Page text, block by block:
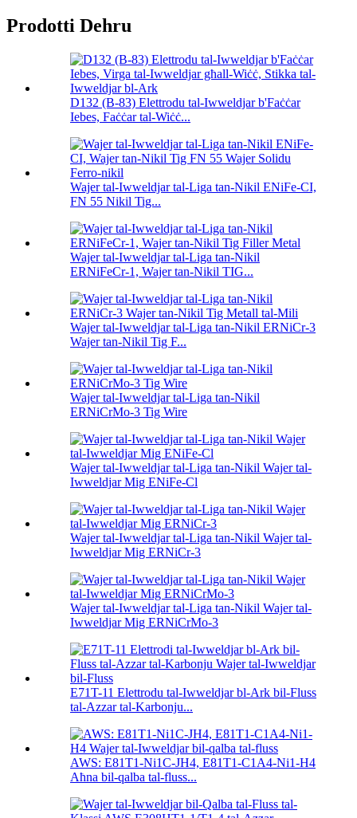
Prodotti Dehru
D132 (B-83) Elettrodu tal-Iwweldjar b'Faċċar
Iebes, Faċċar tal-Wiċċ...
Wajer tal-Iwweldjar tal-Liga tan-Nikil ENiFe-CI,
FN 55 Nikil Tig...
Wajer tal-Iwweldjar tal-Liga tan-Nikil
ERNiFeCr-1, Wajer tan-Nikil TIG...
Wajer tal-Iwweldjar tal-Liga tan-Nikil ERNiCr-3
Wajer tan-Nikil Tig F...
Wajer tal-Iwweldjar tal-Liga tan-Nikil
ERNiCrMo-3 Tig Wire
Wajer tal-Iwweldjar tal-Liga tan-Nikil Wajer tal-
Iwweldjar Mig ENiFe-Cl
Wajer tal-Iwweldjar tal-Liga tan-Nikil Wajer tal-
Iwweldjar Mig ERNiCr-3
Wajer tal-Iwweldjar tal-Liga tan-Nikil Wajer tal-
Iwweldjar Mig ERNiCrMo-3
E71T-11 Elettrodu tal-Iwweldjar bl-Ark bil-Fluss
tal-Azzar tal-Karbonju...
AWS: E81T1-Ni1C-JH4, E81T1-C1A4-Ni1-H4
Aħna bil-qalba tal-fluss...